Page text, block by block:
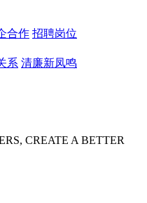
合作 招聘岗位
系 清廉新凤鸣
CREATE A BETTER